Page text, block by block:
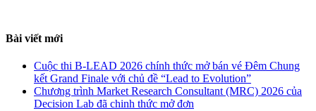
Bài viết mới
Cuộc thi B-LEAD 2026 chính thức mở bán vé Đêm Chung
kết Grand Finale với chủ đề “Lead to Evolution”
Chương trình Market Research Consultant (MRC) 2026 của
Decision Lab đã chinh thức mở đơn